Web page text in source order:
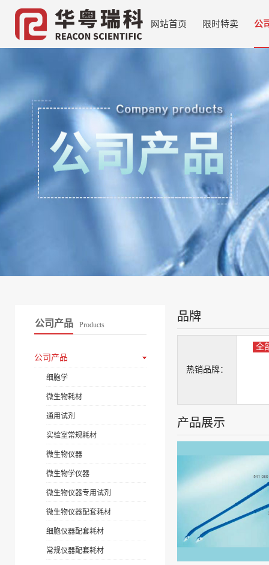
网站首页 限时特卖 公
公司产品 Products
公司产品
细胞学
微生物耗材
通用试剂
实验室常规耗材
微生物仪器
微生物学仪器
微生物仪器专用试剂
微生物仪器配套耗材
细胞仪器配套耗材
常规仪器配套耗材
品牌
热销品牌：
全
产品展示